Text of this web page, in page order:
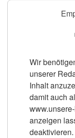
Wir
unserer
Inhalt
damit auch
anzeigen
deaktivieren.